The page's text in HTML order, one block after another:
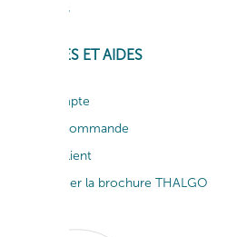
Actualités
SERVICES ET AIDES
Mon compte
Suivi de commande
Service client
Télécharger la brochure THALGO